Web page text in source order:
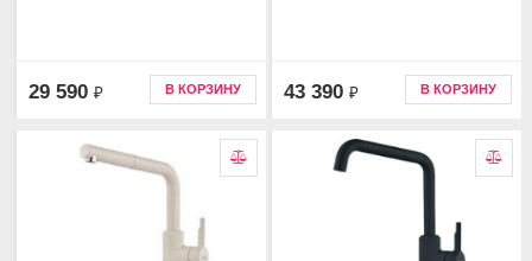
29 590 ₽ В КОРЗИНУ 43 390 ₽ В КОРЗИНУ